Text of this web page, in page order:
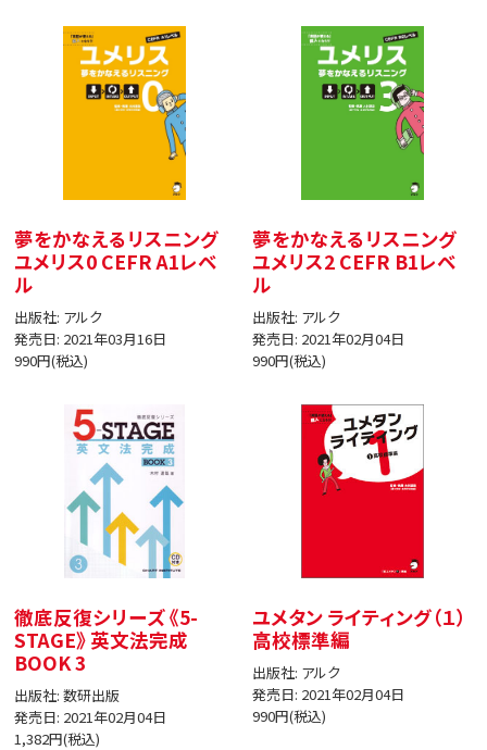
夢をかなえるリスニング
ユメリス0 CEFR A1レベ
ル
出版社: アルク
発売日: 2021年03月16日
990円(税込)
夢をかなえるリスニング
ユメリス2 CEFR B1レベ
ル
出版社: アルク
発売日: 2021年02月04日
990円(税込)
徹底反復シリーズ 《5-
STAGE》 英文法完成
BOOK 3
出版社: 数研出版
発売日: 2021年02月04日
1,382円(税込)
ユメタン ライティング（１）
高校標準編
出版社: アルク
発売日: 2021年02月04日
990円(税込)